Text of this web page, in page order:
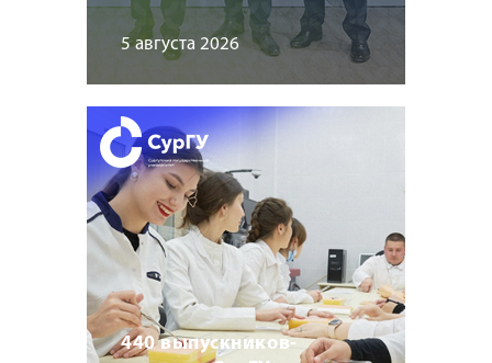
5 августа 2026
440 выпускников-